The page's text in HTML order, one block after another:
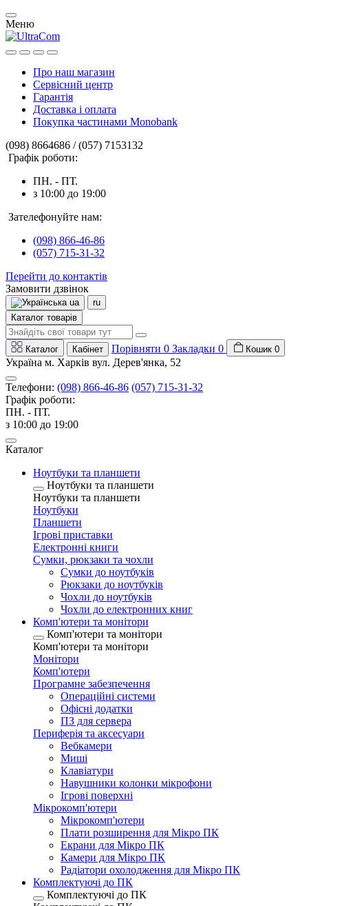
Меню
Про наш магазин
Сервісний центр
Гарантія
Доставка і оплата
Покупка частинами Monobank
(098) 8664686 / (057) 7153132
Графік роботи:
ПН. - ПТ.
з 10:00 до 19:00
Зателефонуйте нам:
(098) 866-46-86
(057) 715-31-32
Перейти до контактів
Замовити дзвінок
ua
ru
Каталог товарів
Каталог Кабінет Порівняти 0 Закладки 0 Кошик 0
Україна м. Харків вул. Дерев'янка, 52
Телефони: (098) 866-46-86 (057) 715-31-32
Графік роботи:
ПН. - ПТ.
з 10:00 до 19:00
Каталог
Ноутбуки та планшети
Ноутбуки та планшети
Ноутбуки та планшети
Ноутбуки
Планшети
Ігрові приставки
Електронні книги
Сумки, рюкзаки та чохли
Сумки до ноутбуків
Рюкзаки до ноутбуків
Чохли до ноутбуків
Чохли до електронних книг
Комп'ютери та монітори
Комп'ютери та монітори
Комп'ютери та монітори
Монітори
Комп'ютери
Програмне забезпечення
Операційні системи
Офісні додатки
ПЗ для сервера
Периферія та аксесуари
Вебкамери
Миші
Клавіатури
Навушники колонки мікрофони
Ігрові поверхні
Мікрокомп'ютери
Мікрокомп'ютери
Плати розширення для Мікро ПК
Екрани для Мікро ПК
Камери для Мікро ПК
Радіатори охолодження для Мікро ПК
Комплектуючі до ПК
Комплектуючі до ПК